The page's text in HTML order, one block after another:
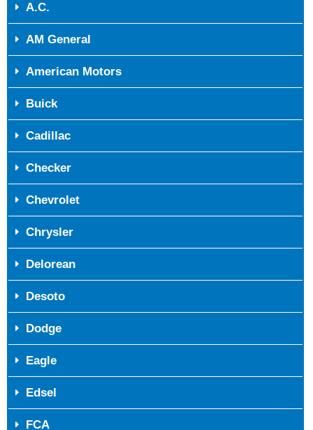
A.C.
AM General
American Motors
Buick
Cadillac
Checker
Chevrolet
Chrysler
Delorean
Desoto
Dodge
Eagle
Edsel
FCA